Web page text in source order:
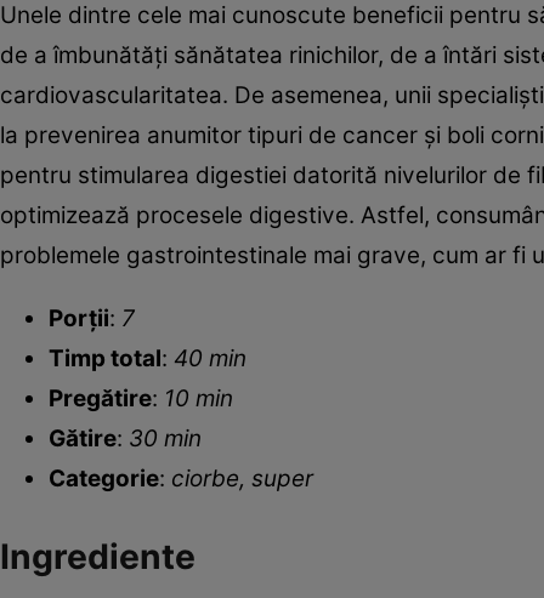
Unele dintre cele mai cunoscute beneficii pentru
de a îmbunătăţi sănătatea rinichilor, de a întări
cardiovascularitatea. De asemenea, unii
la prevenirea anumitor tipuri de cancer şi boli
pentru stimularea digestiei datorită nivelurilor de
optimizează procesele digestive. Astfel,
problemele gastrointestinale mai grave, cum ar fi
Porții: 7
Timp total: 40 min
Pregătire: 10 min
Gătire: 30 min
Categorie: ciorbe, super
Ingrediente